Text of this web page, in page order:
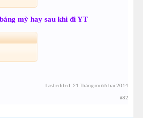
mỳ hay sau khi đi YT
Last edited: 21 Tháng mười hai 2014
#82